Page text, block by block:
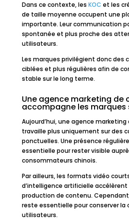
Dans ce contexte, les KOC et les
de taille moyenne occupent une
importante. Leur communication
spontanée et plus proche des
utilisateurs.
Les marques privilégient donc des
ciblées et plus régulières afin de
stable sur le long terme.
Une agence marketing de
accompagne les marques
Aujourd’hui, une agence
travaille plus uniquement sur des
ponctuelles. Une présence
essentielle pour rester visible
consommateurs chinois.
Par ailleurs, les formats vidéo
d’intelligence artificielle
production de contenu.
reste essentielle pour conserver la
utilisateurs.